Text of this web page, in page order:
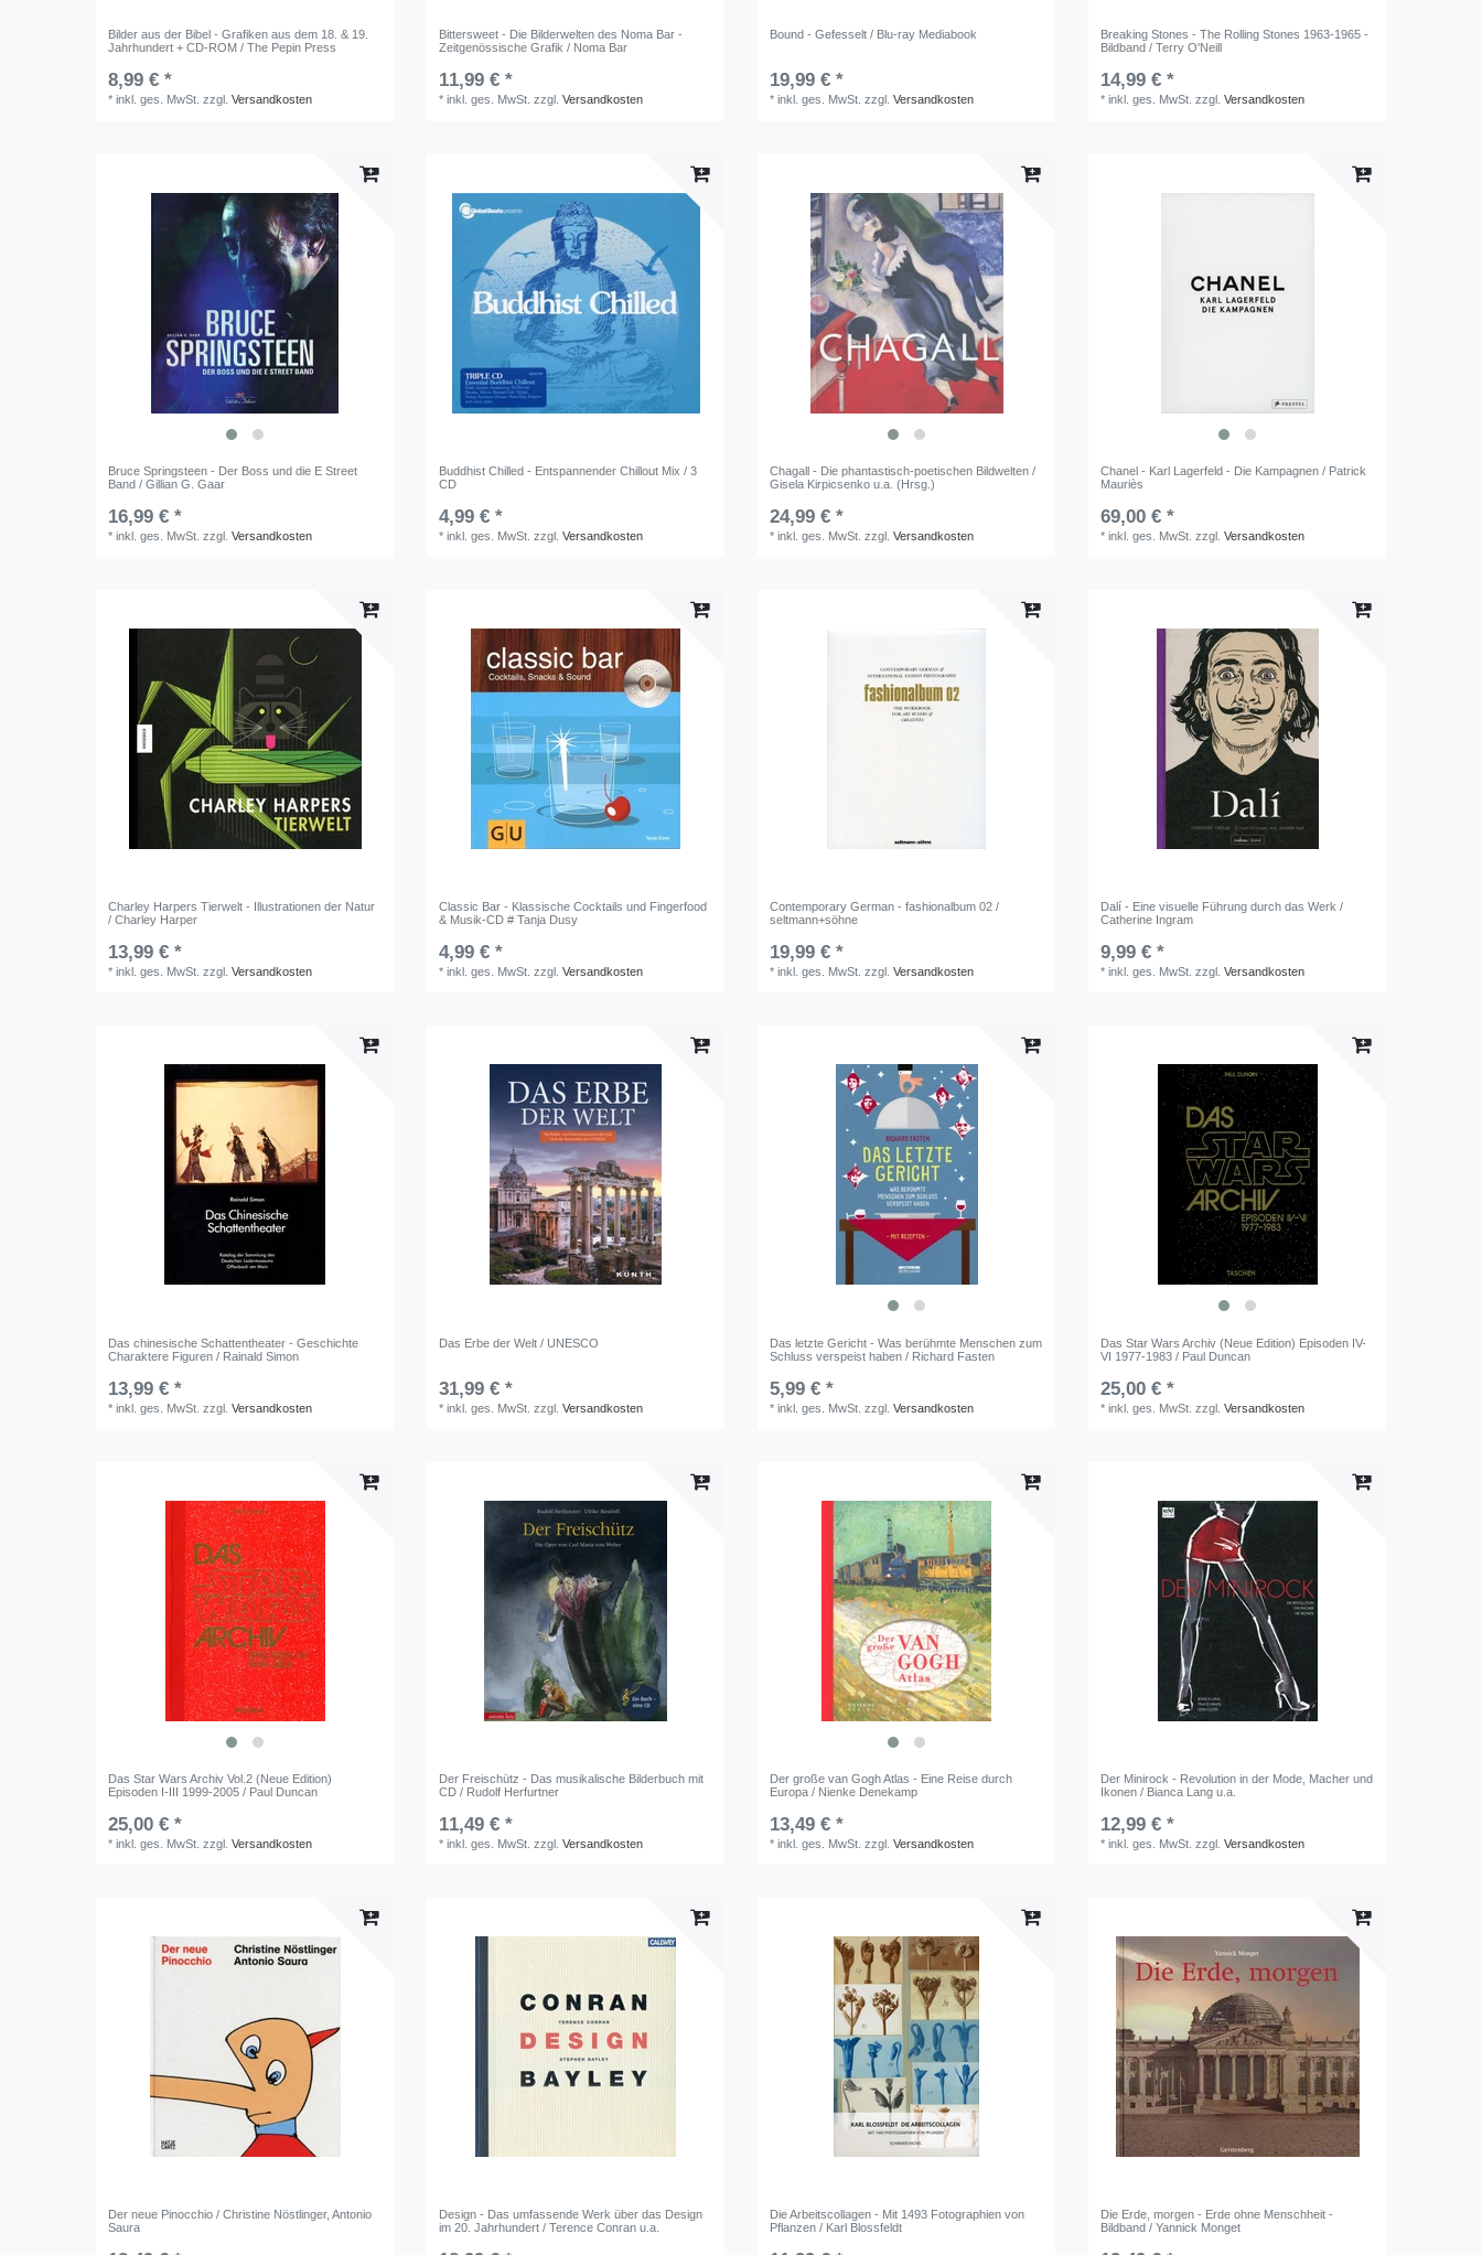
Bilder aus der Bibel - Grafiken aus dem 18. & 19.
Jahrhundert + CD-ROM / The Pepin Press
8,99 € *
*inkl. ges. MwSt. zzgl.Versandkosten
Bittersweet - Die Bilderwelten des Noma Bar -
Zeitgenössische Grafik / Noma Bar
11,99 € *
*inkl. ges. MwSt. zzgl.Versandkosten
Bound - Gefesselt / Blu-ray Mediabook
19,99 € *
*inkl. ges. MwSt. zzgl.Versandkosten
Breaking Stones - The Rolling Stones 1963-1965 -
Bildband / Terry O'Neill
14,99 € *
*inkl. ges. MwSt. zzgl.Versandkosten
Bruce Springsteen - Der Boss und die E Street
Band / Gillian G. Gaar
16,99 € *
*inkl. ges. MwSt. zzgl.Versandkosten
Buddhist Chilled - Entspannender Chillout Mix / 3
CD
4,99 € *
*inkl. ges. MwSt. zzgl.Versandkosten
Chagall - Die phantastisch-poetischen Bildwelten /
Gisela Kirpicsenko u.a. (Hrsg.)
24,99 € *
*inkl. ges. MwSt. zzgl.Versandkosten
Chanel - Karl Lagerfeld - Die Kampagnen / Patrick
Mauriès
69,00 € *
*inkl. ges. MwSt. zzgl.Versandkosten
Charley Harpers Tierwelt - Illustrationen der Natur
/ Charley Harper
13,99 € *
*inkl. ges. MwSt. zzgl.Versandkosten
Classic Bar - Klassische Cocktails und Fingerfood
& Musik-CD # Tanja Dusy
4,99 € *
*inkl. ges. MwSt. zzgl.Versandkosten
Contemporary German - fashionalbum 02 /
seltmann+söhne
19,99 € *
*inkl. ges. MwSt. zzgl.Versandkosten
Dalí - Eine visuelle Führung durch das Werk /
Catherine Ingram
9,99 € *
*inkl. ges. MwSt. zzgl.Versandkosten
Das chinesische Schattentheater - Geschichte
Charaktere Figuren / Rainald Simon
13,99 € *
*inkl. ges. MwSt. zzgl.Versandkosten
Das Erbe der Welt / UNESCO
31,99 € *
*inkl. ges. MwSt. zzgl.Versandkosten
Das letzte Gericht - Was berühmte Menschen zum
Schluss verspeist haben / Richard Fasten
5,99 € *
*inkl. ges. MwSt. zzgl.Versandkosten
Das Star Wars Archiv (Neue Edition) Episoden IV-
VI 1977-1983 / Paul Duncan
25,00 € *
*inkl. ges. MwSt. zzgl.Versandkosten
Das Star Wars Archiv Vol.2 (Neue Edition)
Episoden I-III 1999-2005 / Paul Duncan
25,00 € *
*inkl. ges. MwSt. zzgl.Versandkosten
Der Freischütz - Das musikalische Bilderbuch mit
CD / Rudolf Herfurtner
11,49 € *
*inkl. ges. MwSt. zzgl.Versandkosten
Der große van Gogh Atlas - Eine Reise durch
Europa / Nienke Denekamp
13,49 € *
*inkl. ges. MwSt. zzgl.Versandkosten
Der Minirock - Revolution in der Mode, Macher und
Ikonen / Bianca Lang u.a.
12,99 € *
*inkl. ges. MwSt. zzgl.Versandkosten
Der neue Pinocchio / Christine Nöstlinger, Antonio
Saura
Design - Das umfassende Werk über das Design
im 20. Jahrhundert / Terence Conran u.a.
Die Arbeitscollagen - Mit 1493 Fotographien von
Pflanzen / Karl Blossfeldt
Die Erde, morgen - Erde ohne Menschheit -
Bildband / Yannick Monget